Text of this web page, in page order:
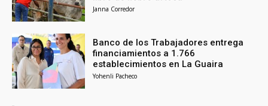
Janna Corredor
Banco de los Trabajadores entrega
financiamientos a 1.766
establecimientos en La Guaira
Yohenli Pacheco